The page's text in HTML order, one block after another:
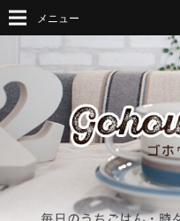
メニュー